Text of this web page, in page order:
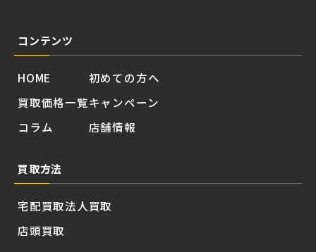
コンテンツ
HOME
買取価格一覧
コラム
初めての方へ
キャンペーン
店舗情報
買取方法
宅配買取
店頭買取
法人買取